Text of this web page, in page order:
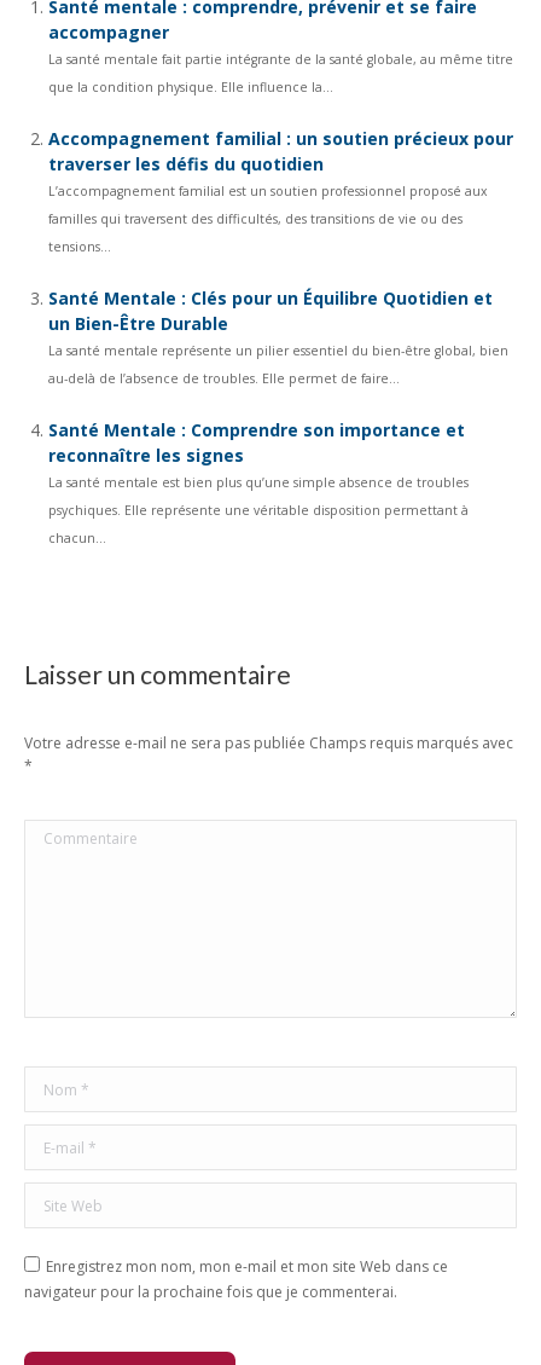
Santé mentale : comprendre, prévenir et se faire
accompagner
La santé mentale fait partie intégrante de la santé globale, au même titre
que la condition physique. Elle influence la...
Accompagnement familial : un soutien précieux pour
traverser les défis du quotidien
L’accompagnement familial est un soutien professionnel proposé aux
familles qui traversent des difficultés, des transitions de vie ou des
tensions...
Santé Mentale : Clés pour un Équilibre Quotidien et
un Bien-Être Durable
La santé mentale représente un pilier essentiel du bien-être global, bien
au-delà de l’absence de troubles. Elle permet de faire...
Santé Mentale : Comprendre son importance et
reconnaître les signes
La santé mentale est bien plus qu’une simple absence de troubles
psychiques. Elle représente une véritable disposition permettant à
chacun...
Laisser un commentaire
Votre adresse e-mail ne sera pas publiée Champs requis marqués avec
*
Commentaire
Nom *
E-mail *
Site Web
Enregistrez mon nom, mon e-mail et mon site Web dans ce
navigateur pour la prochaine fois que je commenterai.